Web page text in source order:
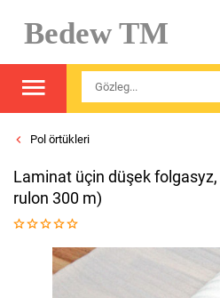
Bedew TM
Pol örtükleri
Laminat üçin düşek
rulon 300 m)